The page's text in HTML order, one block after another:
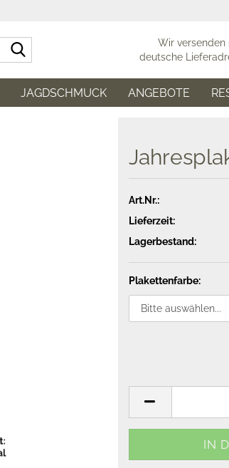
Wir versenden
deutsche
JAGDSCHMUCK ANGEBOTE
Art.Nr.:
Lieferzeit:
Lagerbestand:
Plakettenfarbe: